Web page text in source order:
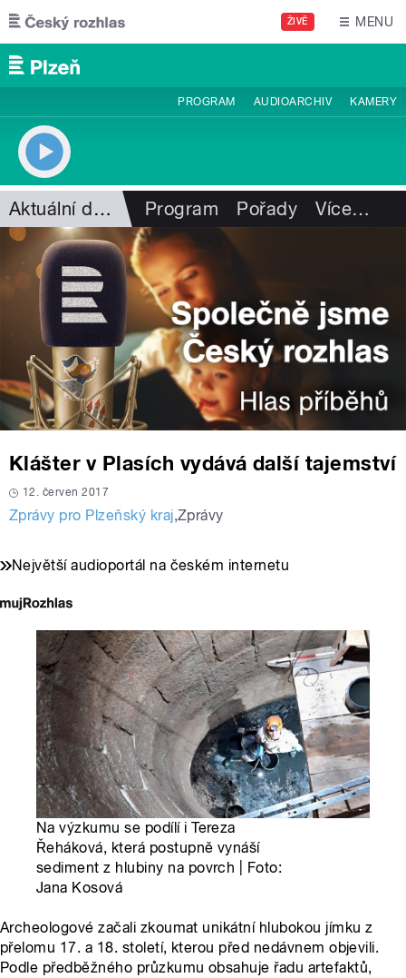
Přejít k hlavnímu obsahu
ŽIVĚ MENU
PROGRAM AUDIOARCHIV KAMERY
Aktuální dění Program Pořady Více…
Klášter v Plasích vydává další tajemství
12. červen 2017
Zprávy pro Plzeňský kraj,Zprávy
Největší audioportál na českém internetu
Na výzkumu se podílí i Tereza
Řeháková, která postupně vynáší
sediment z hlubiny na povrch | Foto:
Jana Kosová
Archeologové začali zkoumat unikátní hlubokou jímku z
přelomu 17. a 18. století, kterou před nedávnem objevili.
Podle předběžného průzkumu obsahuje řadu artefaktů,